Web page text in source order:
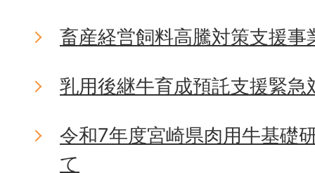
畜産経営飼料高騰対策支援事
乳用後継牛育成預託支援緊急
令和7年度宮崎県肉用牛基礎
て